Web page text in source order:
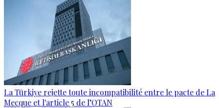
La Türkiye rejette toute incompatibilité entre le pacte de La
Mecque et l'article 5 de l’OTAN